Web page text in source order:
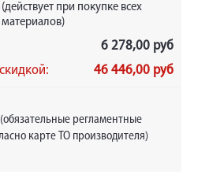
при покупке всех
6 278,00 руб
46 446,00 руб
(обязательные регламентные
карте ТО производителя)